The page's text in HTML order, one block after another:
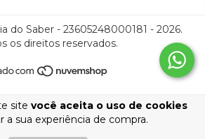
site você aceita o uso de cookies
a sua experiência de compra.
do Saber - 23605248000181 - 2026.
os direitos reservados.